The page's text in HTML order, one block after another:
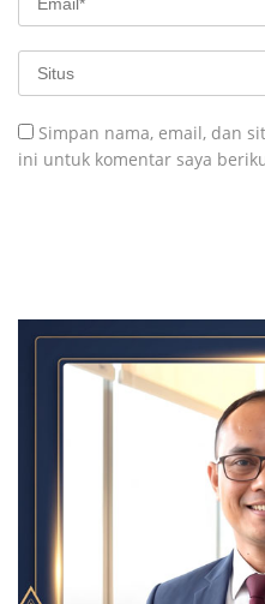
Simpan nama, email, dan
ini untuk komentar saya